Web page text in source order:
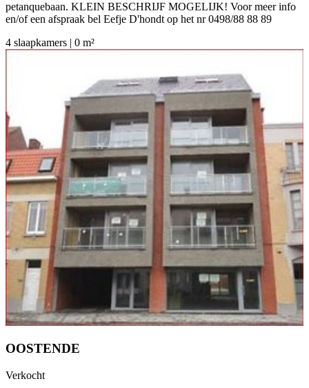
petanquebaan. KLEIN BESCHRIJF MOGELIJK! Voor meer info
en/of een afspraak bel Eefje D'hondt op het nr 0498/88 88 89
4 slaapkamers | 0 m²
OOSTENDE
Verkocht